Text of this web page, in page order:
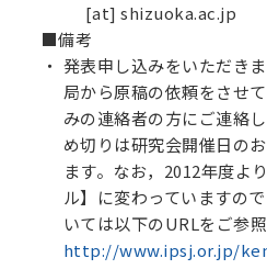
[at] shizuoka.ac.jp
■備考
発表申し込みをいただき
局から原稿の依頼をさせ
みの連絡者の方にご連絡
め切りは研究会開催日の
ます。なお，2012年度よ
ル】に変わっていますの
いては以下のURLをご参照
http://www.ipsj.or.jp/